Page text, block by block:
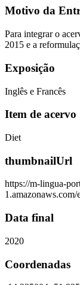
Motivo da
Para integrar o
2015 e a
Exposição
Inglês e Francês
Item de acervo
Diet
thumbnailUrl
https://m-lingua-
Data final
2020
Coordenadas